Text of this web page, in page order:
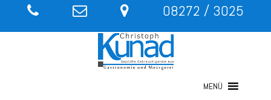
08272 / 3025
MENÜ